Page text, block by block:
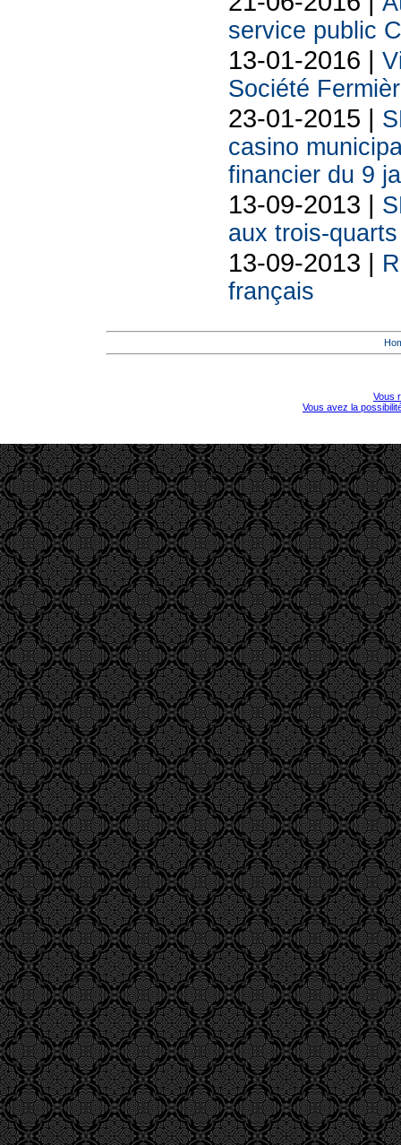
service public
13-01-2016 |
Société
23-01-2015 |
casino
financier du 9
13-09-2013 |
aux trois-
13-09-2013 |
français
Vous
Vous avez la